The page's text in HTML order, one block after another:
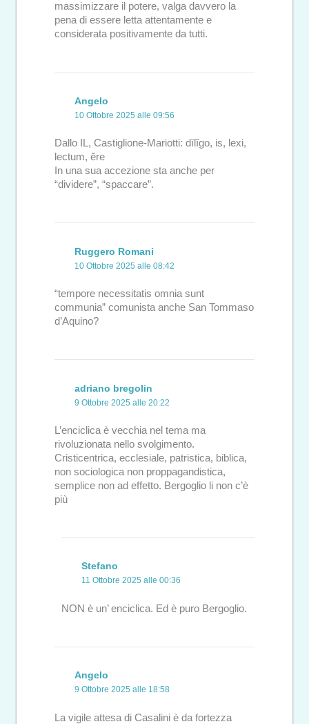
massimizzare il potere, valga davvero la
pena di essere letta attentamente e
considerata positivamente da tutti.
Angelo
10 Ottobre 2025 alle 09:56
Dallo IL, Castiglione-Mariotti: dīlĭgo, is, lexi,
lectum, ĕre
In una sua accezione sta anche per
“dividere”, “spaccare”.
Ruggero Romani
10 Ottobre 2025 alle 08:42
“tempore necessitatis omnia sunt
communia” comunista anche San Tommaso
d’Aquino?
adriano bregolin
9 Ottobre 2025 alle 20:22
L’enciclica è vecchia nel tema ma
rivoluzionata nello svolgimento.
Cristicentrica, ecclesiale, patristica, biblica,
non sociologica non proppagandistica,
semplice non ad effetto. Bergoglio li non c’è
più
Stefano
11 Ottobre 2025 alle 00:36
NON è un’ enciclica. Ed è puro Bergoglio.
Angelo
9 Ottobre 2025 alle 18:58
La vigile attesa di Casalini è da fortezza